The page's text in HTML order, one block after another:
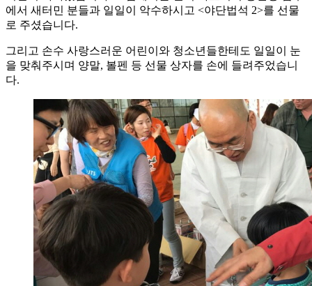
에서 새터민 분들과 일일이 악수하시고 <야단법석 2>를 선물
로 주셨습니다.
그리고 손수 사랑스러운 어린이와 청소년들한테도 일일이 눈
을 맞춰주시며 양말, 볼펜 등 선물 상자를 손에 들려주었습니
다.